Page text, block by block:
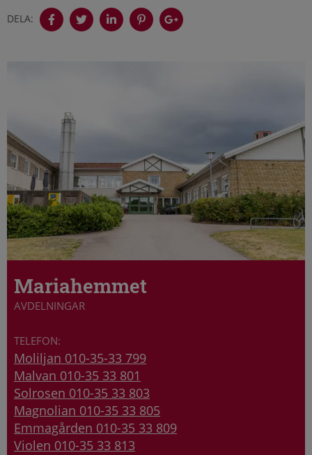
DELA:
Mariahemmet
AVDELNINGAR
Moliljan 010-35-33 799
Malvan 010-35 33 801
Solrosen 010-35 33 803
Magnolian 010-35 33 805
Emmagården 010-35 33 809
Violen 010-35 33 813